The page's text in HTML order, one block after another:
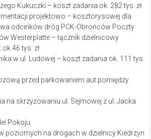
Kukuczki – koszt zadania ok. 282 tys. zł
projektowo – kosztorysowej dla
odcinków dróg PCK-Obrońców Poczty
Westerplatte – łącznik dzielnicowy
46 tys. zł
w ul. Ludowej – koszt zadania ok. 111 tys.
przed parkowaniem aut pomiędzy
na skrzyżowaniu ul. Sejmowej z ul. Jacka
Pokoju
poziomych na drogach w dzielnicy Kiedrzyn